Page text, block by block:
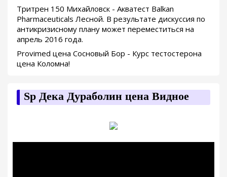
Тритрен 150 Михайловск - Акватест Balkan
Pharmaceuticals Лесной. В результате дискуссия по
антикризисному плану может переместиться на
апрель 2016 года.
Provimed цена Сосновый Бор - Курс тестостерона
цена Коломна!
Sp Дека Дураболин цена Видное